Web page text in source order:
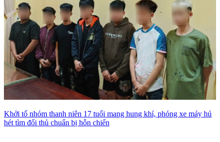
Khởi tố nhóm thanh niên 17 tuổi mang hung khí, phóng xe máy hú
hét tìm đối thủ chuẩn bị hỗn chiến